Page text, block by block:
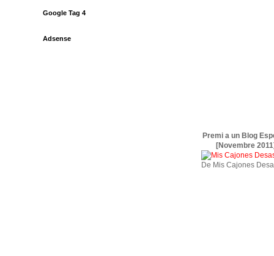
Google Tag 4
Adsense
Premi a un Blog
[Novembre
De Mis Cajones